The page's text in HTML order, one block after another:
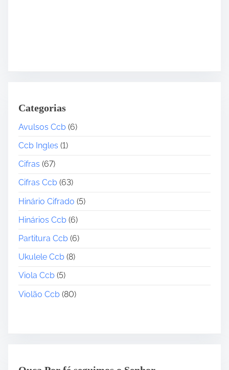
Categorias
Avulsos Ccb (6)
Ccb Ingles (1)
Cifras (67)
Cifras Ccb (63)
Hinário Cifrado (5)
Hinários Ccb (6)
Partitura Ccb (6)
Ukulele Ccb (8)
Viola Ccb (5)
Violão Ccb (80)